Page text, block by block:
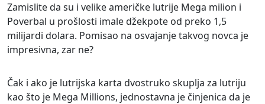
Zamislite da su i velike američke lutrije Mega milion i
Poverbal u prošlosti imale džekpote od preko 1,5
milijardi dolara. Pomisao na osvajanje takvog novca je
impresivna, zar ne?
Čak i ako je lutrijska karta dvostruko skuplja za lutriju
kao što je Mega Millions, jednostavna je činjenica da je